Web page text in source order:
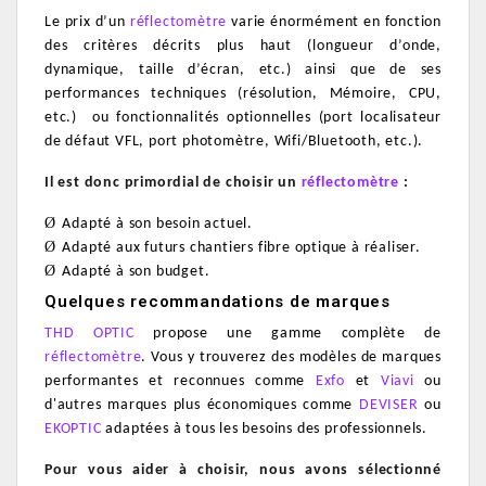
Le prix d’un réflectomètre varie énormément en fonction
des critères décrits plus haut (longueur d’onde,
dynamique, taille d’écran, etc.) ainsi que de ses
performances techniques (résolution, Mémoire, CPU,
etc.)
ou fonctionnalités optionnelles (port localisateur
de défaut VFL, port photomètre, Wifi/Bluetooth, etc.).
Il est donc primordial de choisir un réflectomètre :
Ø Adapté à son besoin actuel.
Ø Adapté aux futurs chantiers fibre optique à réaliser.
Ø Adapté à son budget.
Quelques recommandations de marques
THD OPTIC propose une gamme complète de
réflectomètre. Vous y trouverez des modèles de marques
performantes et reconnues comme Exfo et Viavi
ou
d'autres marques plus économiques comme DEVISER ou
EKOPTIC adaptées à tous les besoins des professionnels.
Pour vous aider à choisir, nous avons sélectionné